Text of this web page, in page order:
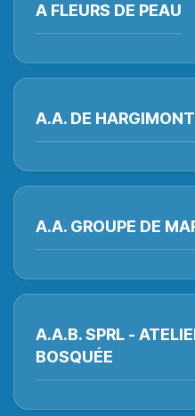
A FLEURS DE PEAU
A.A. DE HARGIMONT
A.A. GROUPE DE
A.A.B. SPRL -
BOSQUÉE